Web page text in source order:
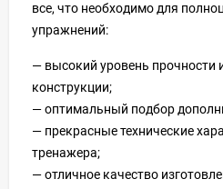
все, что необходимо для
упражнений:
— высокий уровень прочности
конструкции;
— оптимальный подбор
— прекрасные технические
тренажера;
— отличное качество